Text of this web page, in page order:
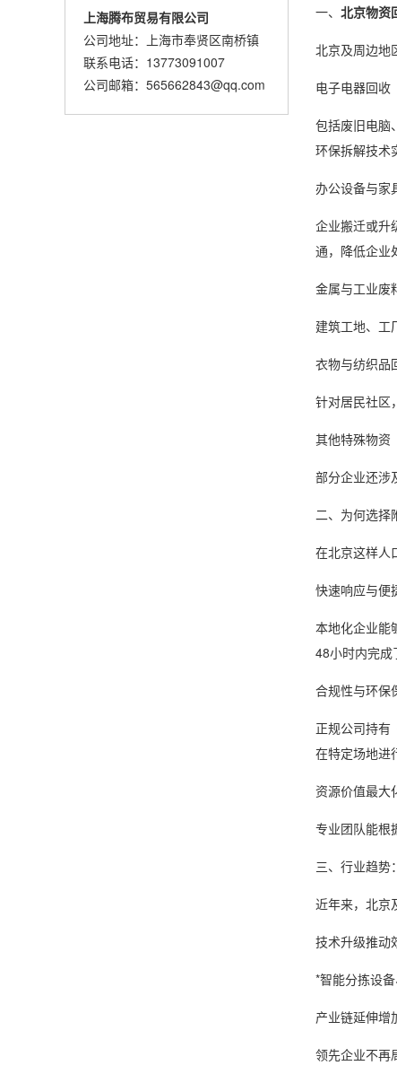
上海腾布贸易有限公司
公司地址：上海市奉贤区南桥镇
联系电话：13773091007
公司邮箱：565662843@qq.com
一、 北京物资
北京及周边地
电子电器回收
包括废旧电脑
环保拆解技术
办公设备与家
企业搬迁或升
通，降低企业
金属与工业废
建筑工地、工
衣物与纺织品
针对居民社区
其他特殊物资
部分企业还涉
二、为何选择
在北京这样人
快速响应与便
本地化企业能
48小时内完成
合规性与环保
正规公司持有
在特定场地进
资源价值最大
专业团队能根
三、行业趋势
近年来，北京
技术升级推动
*智能分拣设
产业链延伸增
领先企业不再